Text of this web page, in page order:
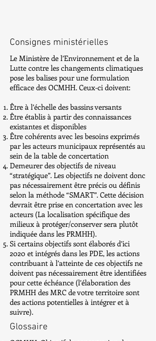
Consignes ministérielles
Le Ministère de l’Environnement et de la
Lutte contre les changements climatiques
pose les balises pour une formulation
efficace des OCMHH. Ceux-ci doivent:
Être à l’échelle des bassins versants
Être établis à partir des connaissances
existantes et disponibles
Être cohérents avec les besoins exprimés
par les acteurs municipaux représentés au
sein de la table de concertation
Demeurer des objectifs de niveau
“stratégique”. Les objectifs ne doivent donc
pas nécessairement être précis ou définis
selon la méthode “SMART”. Cette décision
devrait être prise en concertation avec les
acteurs (La localisation spécifique des
milieux à protéger/conserver sera plutôt
indiquée dans les PRMHH).
Si certains objectifs sont élaborés d’ici
2020 et intégrés dans les PDE, les actions
contribuant à l’atteinte de ces objectifs ne
doivent pas nécessairement être identifiées
pour cette échéance (l’élaboration des
PRMHH des MRC de votre territoire sont
des actions potentielles à intégrer et à
suivre).
Glossaire